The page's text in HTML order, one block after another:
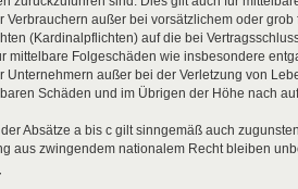
Verbrauchern außer bei vorsätzlichem oder
(Kardinalpflichten) auf die bei
mittelbare Folgeschäden wie insbesondere
Unternehmern außer bei der Verletzung von
Schäden und im Übrigen der Höhe nach
Absätze a bis c gilt sinngemäß auch
aus zwingendem nationalem Recht bleiben